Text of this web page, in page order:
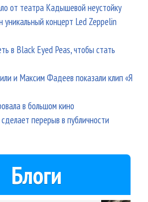
от театра Кадышевой неустойку
уникальный концерт Led Zeppelin
в Black Eyed Peas, чтобы стать
и Максим Фадеев показали клип «Я
в большом кино
перерыв в публичности
Блоги